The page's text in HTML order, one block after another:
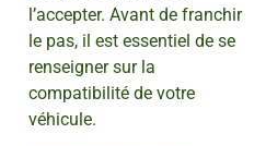
l’accepter. Avant de franchir
le pas, il est essentiel de se
renseigner sur la
compatibilité de votre
véhicule.